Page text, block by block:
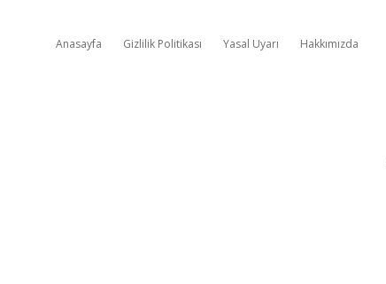
Anasayfa Gizlilik Politikası Yasal Uyarı Hakkımızda